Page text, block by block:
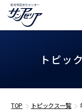
トピッ
TOP トピックス一覧